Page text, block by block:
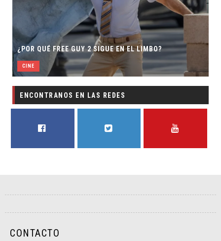
GUY 2 SIGUE EN EL LIMBO?
SECUELA DE
DIRECTOR
CINE
ENCONTRANOS EN LAS REDES
CONTACTO